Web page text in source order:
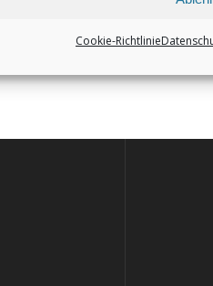
Cookie-Richtlinie
Wenigenrath (01516